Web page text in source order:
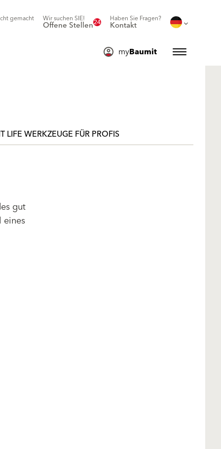
gemacht Wir suchen SIE!
Offene Stellen24 Haben Sie Fragen?
Kontakt
myBaumit
LIFE WERKZEUGE FÜR PROFIS
gut
eines